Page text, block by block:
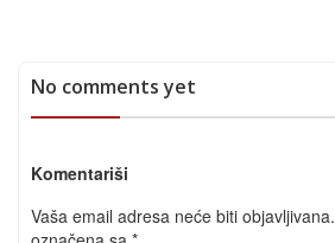
No comments yet
Komentariši
Vaša email adresa neće biti objavljivana.